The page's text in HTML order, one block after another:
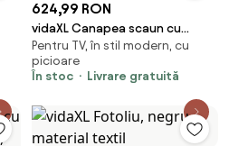
624,99 RON
vidaXL Canapea scaun cu
cotiere negru 54 cm piele
artificială
Pentru TV, în stil modern, cu
picioare
În stoc
Livrare gratuită